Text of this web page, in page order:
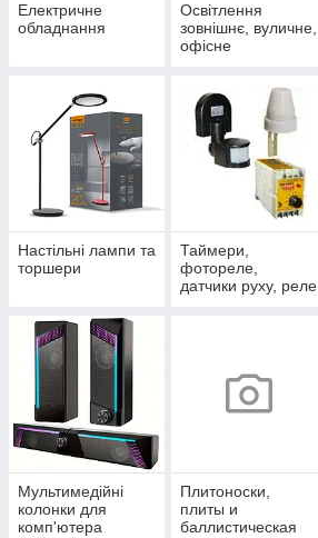
Електричне
обладнання
Освітлення
зовнішнє, вуличне,
офісне
Настільні лампи та
торшери
Таймери,
фотореле,
датчики руху, реле
Мультимедійні
колонки для
комп'ютера
Плитоноски,
плиты и
баллистическая